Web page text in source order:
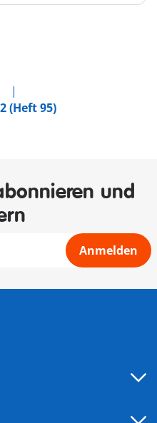
(Heft 95)
und
Anmelden